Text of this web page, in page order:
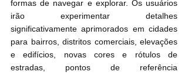
formas de navegar e explorar. Os usuários
irão experimentar detalhes
significativamente aprimorados em cidades
para bairros, distritos comerciais, elevações
e edifícios, novas cores e rótulos de
estradas, pontos de referência